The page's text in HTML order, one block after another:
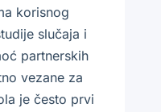
korisnog
slučaja i
partnerskih
vezane za
je često prvi